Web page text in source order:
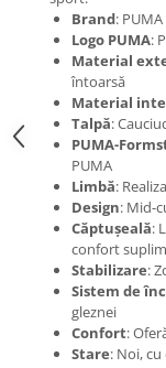
Brand: PUMA
Logo PUMA:
Material
întoarsă
Material
Talpă:
PUMA-
PUMA
Limbă:
Design: Mid-
Căptușeală:
confort
Stabilizare:
Sistem de
gleznei
Confort:
Stare: Noi,